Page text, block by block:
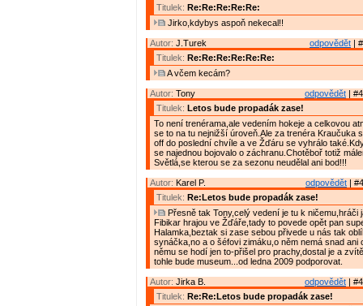
Titulek: Re:Re:Re:Re:Re:
Jirko,kdybys aspoň nekecal!!
odpovědět |
Autor: J.Turek
Titulek: Re:Re:Re:Re:Re:Re:
A včem kecám?
odpovědět |
Autor: Tony
Titulek: Letos bude propadák zase!
To není trenérama,ale vedením hokeje a celkovou
se to na tu nejnižší úroveň.Ale za trenéra Kraučuka
off do poslední chvíle a ve Žďáru se vyhrálo
se najednou bojovalo o záchranu.Chotěboř totiž
Světlá,se kterou se za sezonu neudělal ani bod!!!
odpovědět |
Autor: Karel P.
Titulek: Re:Letos bude propadák zase!
Přesně tak Tony,celý vedení je tu k ničemu,hráči
Fibikar hrajou ve Žďáře,tady to povede opět pan
Halamka,beztak si zase sebou přivede u nás tak
synáčka,no a o šéfovi zimáku,o něm nemá snad ani
němu se hodí jen to-přišel pro prachy,dostal je a
tohle bude museum...od ledna 2009 podporovat.
odpovědět |
Autor: Jirka B.
Titulek: Re:Re:Letos bude propadák zase!